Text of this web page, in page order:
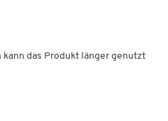
kann das Produkt länger genutzt